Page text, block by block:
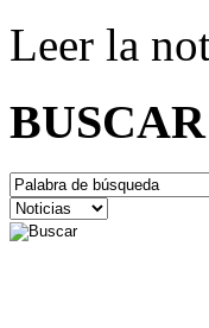
Leer la
BUSCAR